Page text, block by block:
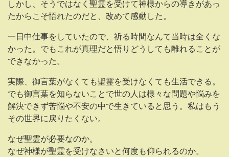
しかし、そうではなく聖霊を受けて神様からの導きがあっ
たからこそ悟れたのだと、改めて感動した。
一日中仕事をしていたので、祈る時間なんて当時は全くな
かった。でもこれが真理だと悟りどうしても離れることが
できなかった。
実際、御言葉がなくても聖霊を受けなくても生活できる。
でも御言葉を知らないことで世の人は様々な問題や悩みを
解決できず苦悩や不安の中で生きていると思う。私はもう
その世界に戻りたくない。
なぜ聖霊が必要なのか。
なぜ神様が聖霊を受けなさいと何度も仰られるのか。